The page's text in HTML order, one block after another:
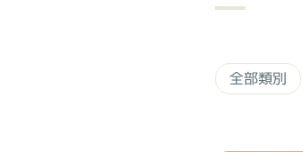
全部類別